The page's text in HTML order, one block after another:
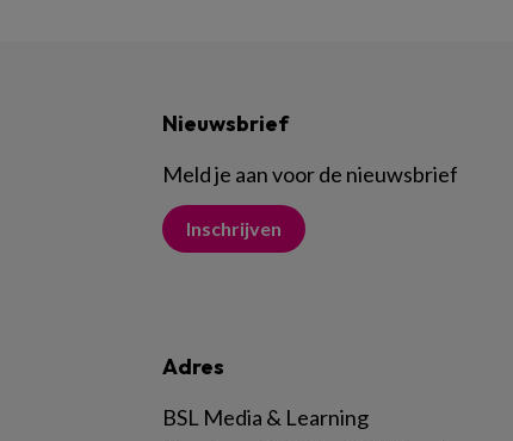
Nieuwsbrief
Meld je aan voor de nieuwsbrief
Inschrijven
Adres
BSL Media & Learning